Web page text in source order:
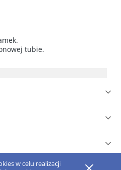
w celu realizacji
tubie.